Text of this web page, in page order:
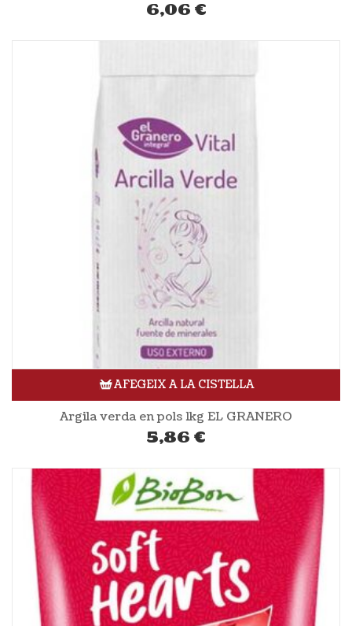
6,06 €
AFEGEIX A LA CISTELLA
Argila verda en pols 1kg EL GRANERO
5,86 €